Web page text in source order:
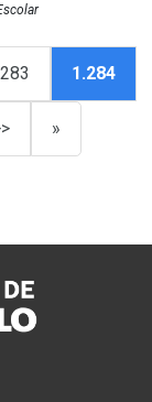
1.284
»